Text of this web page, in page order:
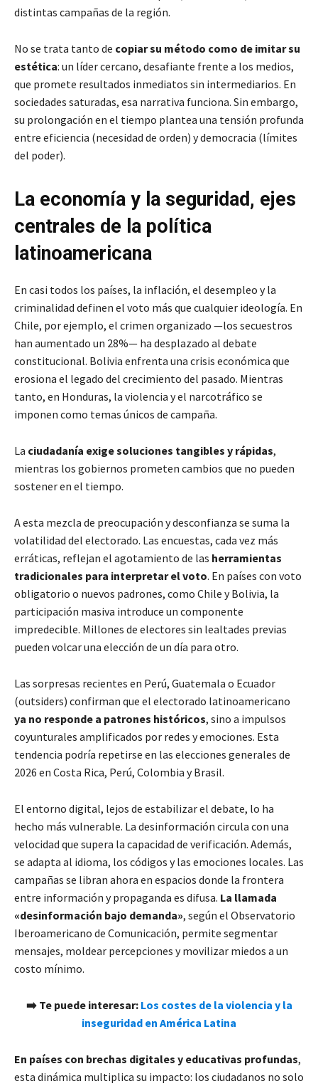
distintas campañas de la región.
No se trata tanto de copiar su método como de imitar su
estética: un líder cercano, desafiante frente a los medios,
que promete resultados inmediatos sin intermediarios. En
sociedades saturadas, esa narrativa funciona. Sin embargo,
su prolongación en el tiempo plantea una tensión profunda
entre eficiencia (necesidad de orden) y democracia (límites
del poder).
La economía y la seguridad, ejes
centrales de la política
latinoamericana
En casi todos los países, la inflación, el desempleo y la
criminalidad definen el voto más que cualquier ideología. En
Chile, por ejemplo, el crimen organizado —los secuestros
han aumentado un 28%— ha desplazado al debate
constitucional. Bolivia enfrenta una crisis económica que
erosiona el legado del crecimiento del pasado. Mientras
tanto, en Honduras, la violencia y el narcotráfico se
imponen como temas únicos de campaña.
La ciudadanía exige soluciones tangibles y rápidas,
mientras los gobiernos prometen cambios que no pueden
sostener en el tiempo.
A esta mezcla de preocupación y desconfianza se suma la
volatilidad del electorado. Las encuestas, cada vez más
erráticas, reflejan el agotamiento de las herramientas
tradicionales para interpretar el voto. En países con voto
obligatorio o nuevos padrones, como Chile y Bolivia, la
participación masiva introduce un componente
impredecible. Millones de electores sin lealtades previas
pueden volcar una elección de un día para otro.
Las sorpresas recientes en Perú, Guatemala o Ecuador
(outsiders) confirman que el electorado latinoamericano
ya no responde a patrones históricos, sino a impulsos
coyunturales amplificados por redes y emociones. Esta
tendencia podría repetirse en las elecciones generales de
2026 en Costa Rica, Perú, Colombia y Brasil.
El entorno digital, lejos de estabilizar el debate, lo ha
hecho más vulnerable. La desinformación circula con una
velocidad que supera la capacidad de verificación. Además,
se adapta al idioma, los códigos y las emociones locales. Las
campañas se libran ahora en espacios donde la frontera
entre información y propaganda es difusa. La llamada
«desinformación bajo demanda», según el Observatorio
Iberoamericano de Comunicación, permite segmentar
mensajes, moldear percepciones y movilizar miedos a un
costo mínimo.
➡️ Te puede interesar: Los costes de la violencia y la
inseguridad en América Latina
En países con brechas digitales y educativas profundas,
esta dinámica multiplica su impacto: los ciudadanos no solo